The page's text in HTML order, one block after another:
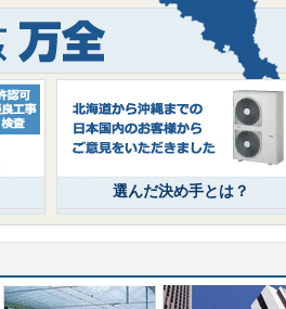
選んだ決め手とは？